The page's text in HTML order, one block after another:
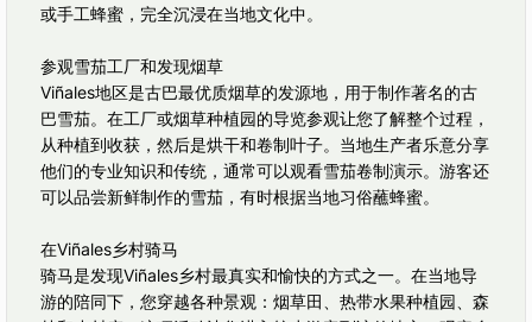
或手工蜂蜜，完全沉浸在当地文化中。
参观雪茄工厂和发现烟草
Viñales地区是古巴最优质烟草的发源地，用于制作著名的古
巴雪茄。在工厂或烟草种植园的导览参观让您了解整个过程，
从种植到收获，然后是烘干和卷制叶子。当地生产者乐意分享
他们的专业知识和传统，通常可以观看雪茄卷制演示。游客还
可以品尝新鲜制作的雪茄，有时根据当地习俗蘸蜂蜜。
在Viñales乡村骑马
骑马是发现Viñales乡村最真实和愉快的方式之一。在当地导
游的陪同下，您穿越各种景观：烟草田、热带水果种植园、森